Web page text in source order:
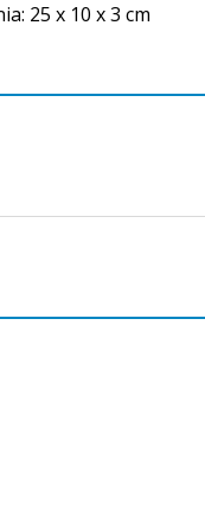
25 x 10 x 3 cm